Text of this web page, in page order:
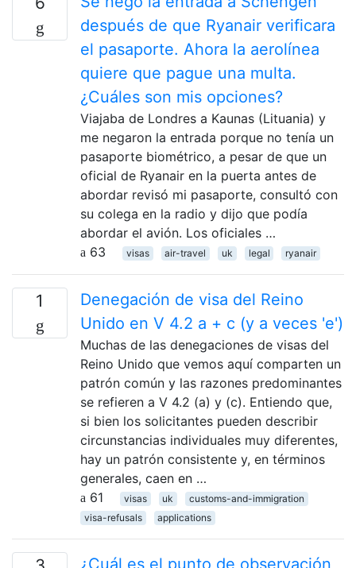
después de que Ryanair verificara
el pasaporte. Ahora la aerolínea
quiere que pague una multa.
¿Cuáles son mis opciones?
Viajaba de Londres a Kaunas (Lituania) y
me negaron la entrada porque no tenía un
pasaporte biométrico, a pesar de que un
oficial de Ryanair en la puerta antes de
abordar revisó mi pasaporte, consultó con
su colega en la radio y dijo que podía
abordar el avión. Los oficiales …
63
visas air-travel uk legal ryanair
1
Denegación de visa del Reino
Unido en V 4.2 a + c (y a veces 'e')
Muchas de las denegaciones de visas del
Reino Unido que vemos aquí comparten un
patrón común y las razones predominantes
se refieren a V 4.2 (a) y (c). Entiendo que,
si bien los solicitantes pueden describir
circunstancias individuales muy diferentes,
hay un patrón consistente y, en términos
generales, caen en …
61
visas uk
customs-and-immigration
visa-refusals
applications
¿Cuál es el punto de observación